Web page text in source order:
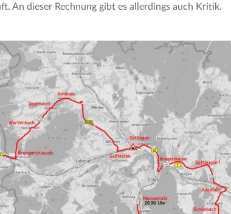
An dieser Rechnung gibt es allerdings auch Kritik.